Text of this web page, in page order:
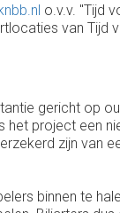
o.v.v. "Tijd
van Tijd
gericht op
het project een
zijn van
binnen te